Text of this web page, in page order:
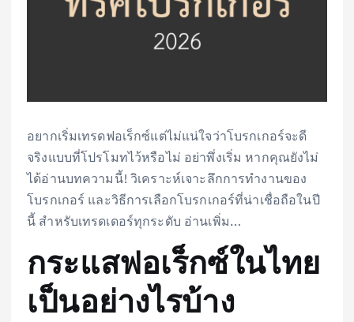
อยากเริ่มเทรดฟอเร็กซ์แต่ไม่แน่ใจว่าโบรกเกอร์จะดี
จริงแบบที่โปรโมทไว้หรือไม่ อย่าพึ่งเริ่ม หากคุณยังไม่
ได้อ่านบทความนี้! วิเคราะห์เจาะลึกการทำงานของ
โบรกเกอร์ และวิธีการเลือกโบรกเกอร์ที่น่าเชื่อถือในปี
นี้ สำหรับเทรดเดอร์ทุกระดับ อ่านเพิ่ม…
กระแสฟอเร็กซ์ในไทย
เป็นอย่างไรบ้าง